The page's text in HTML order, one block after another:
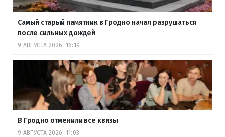
Самый старый памятник в Гродно начал разрушаться
после сильных дождей
9 АВГУСТА 2026, 16:19
В Гродно отменили все квизы
9 АВГУСТА 2026, 11:03